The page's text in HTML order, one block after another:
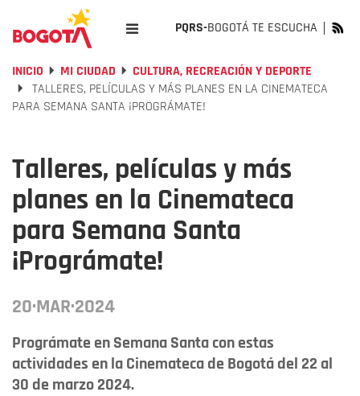
PQRS-BOGOTÁ TE ESCUCHA
INICIO MI CIUDAD
CULTURA, RECREACIÓN Y DEPORTE
TALLERES, PELÍCULAS Y MÁS PLANES EN LA CINEMATECA
PARA SEMANA SANTA ¡PROGRÁMATE!
Talleres, películas y más
planes en la Cinemateca
para Semana Santa
¡Prográmate!
20·MAR·2024
Prográmate en Semana Santa con estas
actividades en la Cinemateca de Bogotá del 22 al
30 de marzo 2024.